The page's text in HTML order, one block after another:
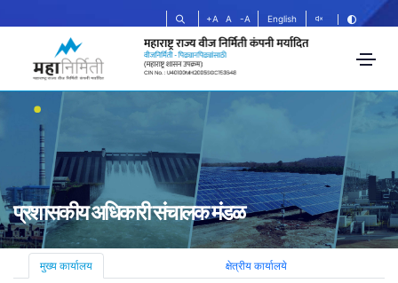
+A A -A English
प्रशासकीय अधिकारी संचालक मंडळ
मुख्य कार्यालय क्षेत्रीय कार्यालये